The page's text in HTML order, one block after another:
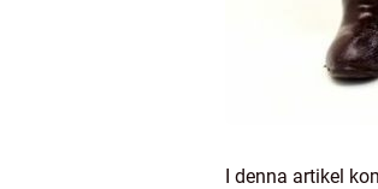
I denna artikel